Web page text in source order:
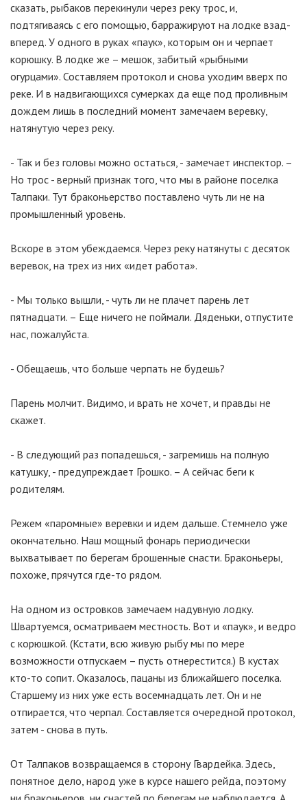
сказать, рыбаков перекинули через реку трос, и,
подтягиваясь с его помощью, барражируют на лодке взад-
вперед. У одного в руках «паук», которым он и черпает
корюшку. В лодке же – мешок, забитый «рыбными
огурцами». Составляем протокол и снова уходим вверх по
реке. И в надвигающихся сумерках да еще под проливным
дождем лишь в последний момент замечаем веревку,
натянутую через реку.
- Так и без головы можно остаться, - замечает инспектор. –
Но трос - верный признак того, что мы в районе поселка
Талпаки. Тут браконьерство поставлено чуть ли не на
промышленный уровень.
Вскоре в этом убеждаемся. Через реку натянуты с десяток
веревок, на трех из них «идет работа».
- Мы только вышли, - чуть ли не плачет парень лет
пятнадцати. – Еще ничего не поймали. Дяденьки, отпустите
нас, пожалуйста.
- Обещаешь, что больше черпать не будешь?
Парень молчит. Видимо, и врать не хочет, и правды не
скажет.
- В следующий раз попадешься, - загремишь на полную
катушку, - предупреждает Грошко. – А сейчас беги к
родителям.
Режем «паромные» веревки и идем дальше. Стемнело уже
окончательно. Наш мощный фонарь периодически
выхватывает по берегам брошенные снасти. Браконьеры,
похоже, прячутся где-то рядом.
На одном из островков замечаем надувную лодку.
Швартуемся, осматриваем местность. Вот и «паук», и ведро
с корюшкой. (Кстати, всю живую рыбу мы по мере
возможности отпускаем – пусть отнерестится.) В кустах
кто-то сопит. Оказалось, пацаны из ближайшего поселка.
Старшему из них уже есть восемнадцать лет. Он и не
отпирается, что черпал. Составляется очередной протокол,
затем - снова в путь.
От Талпаков возвращаемся в сторону Гвардейка. Здесь,
понятное дело, народ уже в курсе нашего рейда, поэтому